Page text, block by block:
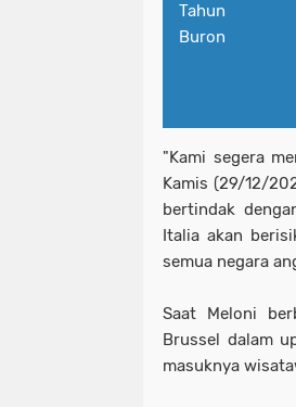
Tahun
Buron
"Kami segera
Kamis (29/12/
bertindak
Italia akan
semua negara
Saat Meloni
Brussel dalam
masuknya